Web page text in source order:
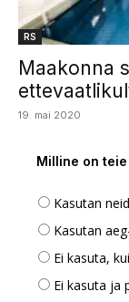
RS
Maakonna
19. mai 2020
Milline on
Kasutan
Kasutan
Ei kasuta,
Ei kasuta ja